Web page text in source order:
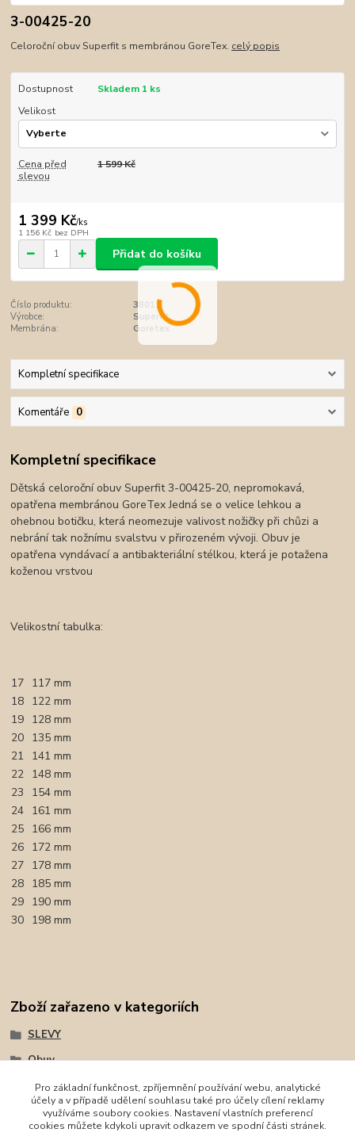
3-00425-20
Celoroční obuv Superfit s membránou GoreTex. celý popis
Dostupnost
Skladem 1 ks
Velikost
Cena před
slevou
1 599 Kč
1 399 Kč/ks
1 156 Kč bez DPH
Přidat do košíku
Číslo produktu:
38012
Výrobce:
Superfit
Membrána:
Goretex
Kompletní specifikace
Komentáře 0
Kompletní specifikace
Dětská celoroční obuv Superfit 3-00425-20, nepromokavá,
opatřena membránou GoreTex Jedná se o velice lehkou a
ohebnou botičku, která neomezuje valivost nožičky při chůzi a
nebrání tak nožnímu svalstvu v přirozeném vývoji. Obuv je
opatřena vyndávací a antibakteriální stélkou, která je potažena
koženou vrstvou
Velikostní tabulka:
17 117 mm
18 122 mm
19 128 mm
20 135 mm
21
141 mm
22 148 mm
23
154 mm
24 161 mm
25 166 mm
26 172 mm
27 178 mm
28 185 mm
29 190 mm
30 198 mm
Zboží zařazeno v kategoriích
SLEVY
Obuv
Obuv
Celoroční obuv
Pro základní funkčnost, zpříjemnění používání webu, analytické
účely a v případě udělení souhlasu také pro účely cílení reklamy
využíváme soubory cookies. Nastavení vlastních preferencí
cookies můžete kdykoli upravit odkazem ve spodní části stránek.